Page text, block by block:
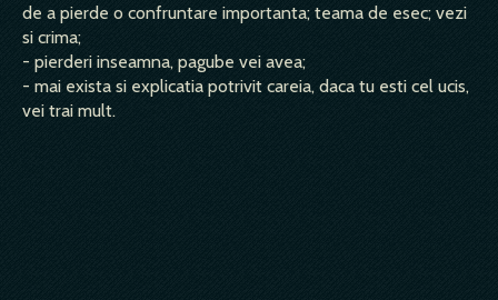
de a pierde o confruntare importanta; teama de esec; vezi
si crima;
- pierderi inseamna, pagube vei avea;
- mai exista si explicatia potrivit careia, daca tu esti cel ucis,
vei trai mult.